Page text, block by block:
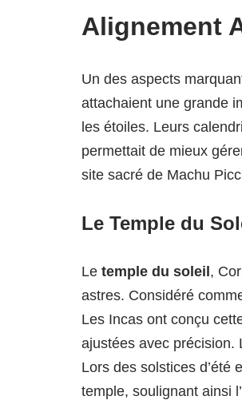
Alignement
Un des aspects
attachaient une grande
les étoiles. Leurs
permettait de mieux
site sacré de Machu
Le Temple du
Le temple du soleil ,
astres. Considéré
Les Incas ont conçu
ajustées avec précision.
Lors des solstices d’été
temple, soulignant ainsi